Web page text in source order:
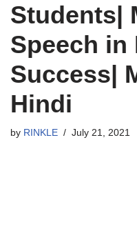
Students|
Speech
Success|
Hindi
by RINKLE July 21, 2021